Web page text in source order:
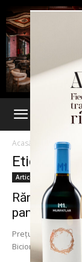
Acasă Etichete
Etichetă:
Articole
Rămâni
pantofi
Preţul celor mai
Bicion din New